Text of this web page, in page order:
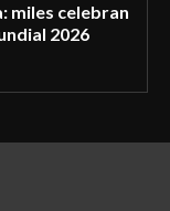
miles celebran
2026